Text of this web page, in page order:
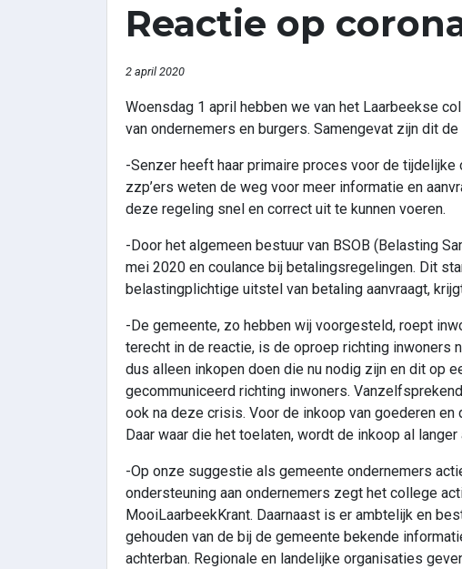
Reactie op
2 april 2020
Woensdag 1 april hebben we van het Laarbeekse
van ondernemers en burgers. Samengevat zijn dit
-Senzer heeft haar primaire proces voor de
zzp’ers weten de weg voor meer informatie en
deze regeling snel en correct uit te kunnen voeren.
-Door het algemeen bestuur van BSOB (Belasting
mei 2020 en coulance bij betalingsregelingen. Dit
belastingplichtige uitstel van betaling aanvraagt,
-De gemeente, zo hebben wij voorgesteld, roept
terecht in de reactie, is de oproep richting inwoners
dus alleen inkopen doen die nu nodig zijn en dit op
gecommuniceerd richting inwoners.
ook na deze crisis. Voor de inkoop van goederen
Daar waar die het toelaten, wordt de inkoop al
-Op onze suggestie als gemeente ondernemers
ondersteuning aan ondernemers zegt het college
MooiLaarbeekKrant. Daarnaast is er ambtelijk en
gehouden van de bij de gemeente bekende
achterban. Regionale en landelijke organisaties